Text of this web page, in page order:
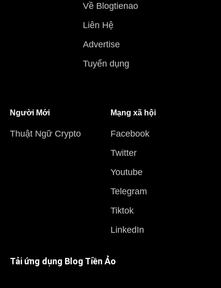
Về Blogtienao
Liên Hệ
Advertise
Tuyển dụng
Người Mới
Thuật Ngữ Crypto
Mạng xã hội
Facebook
Twitter
Youtube
Telegram
Tiktok
LinkedIn
Tải ứng dụng Blog Tiền Ảo